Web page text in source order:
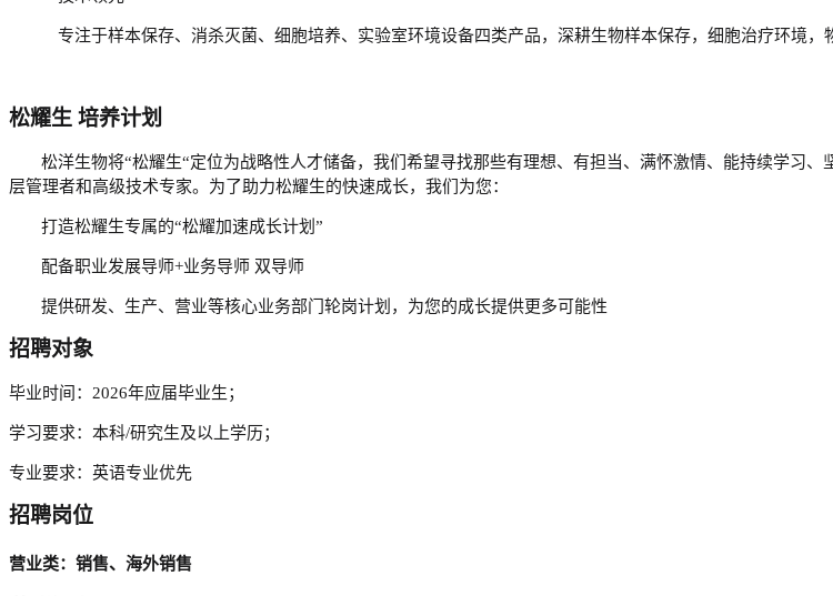
专注于样本保存、消杀灭菌、细胞培养、实验室环境设备四类产品，深耕生物样本保存，细胞治疗环境
松耀生 培养计划
松洋生物将“松耀生“定位为战略性人才储备，我们希望寻找那些有理想、有担当、满怀激情、能持续学习、
层管理者和高级技术专家。 为了助力松耀生的快速成长，我们为您：
打造松耀生专属的“松耀加速成长计划”
配备职业发展导师+业务导师 双导师
提供研发、生产、营业等核心业务部门轮岗计划，为您的成长提供更多可能性
招聘对象
毕业时间：2026年应届毕业生；
学习要求：本科/研究生及以上学历；
专业要求：英语专业优先
招聘岗位
营业类：销售、 海外销售